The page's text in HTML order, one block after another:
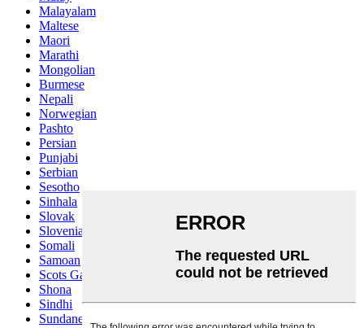
Malayalam
Maltese
Maori
Marathi
Mongolian
Burmese
Nepali
Norwegian
Pashto
Persian
Punjabi
Serbian
Sesotho
Sinhala
Slovak
Slovenian
Somali
Samoan
Scots Gaelic
Shona
Sindhi
Sundanese